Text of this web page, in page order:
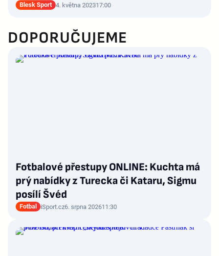
Blesk Sport 4. května 202317:00
DOPORUČUJEME
Fotbalové přestupy ONLINE: Kuchta má
prý nabídky z Turecka či Kataru, Sigmu
posílí Švéd
Fotbal iSport.cz6. srpna 202611:30